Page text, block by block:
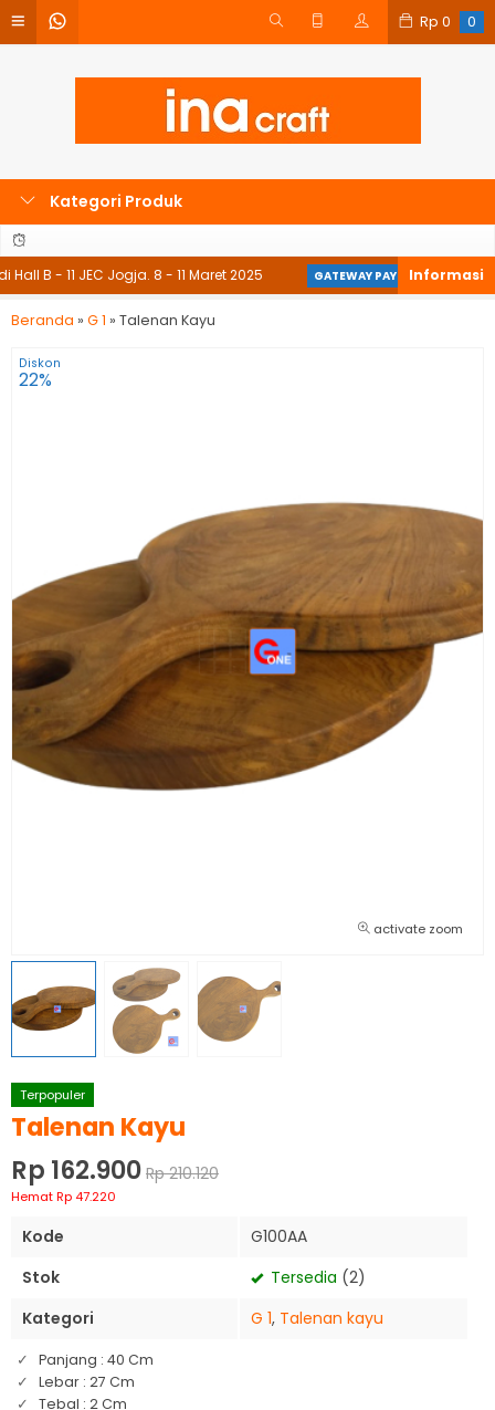
Rp 0 0
Kategori Produk
B - 11 JEC Jogja. 8 - 11 Maret 2025 GATEWAY PAYMENT ❯
Beranda » G 1 » Talenan Kayu
activate zoom
Diskon
22%
Terpopuler
Talenan Kayu
Rp 162.900 Rp 210.120
Hemat Rp 47.220
Kode
G100AA
Stok
Tersedia (2)
Kategori
G 1, Talenan kayu
Panjang : 40 Cm
Lebar : 27 Cm
Tebal : 2 Cm